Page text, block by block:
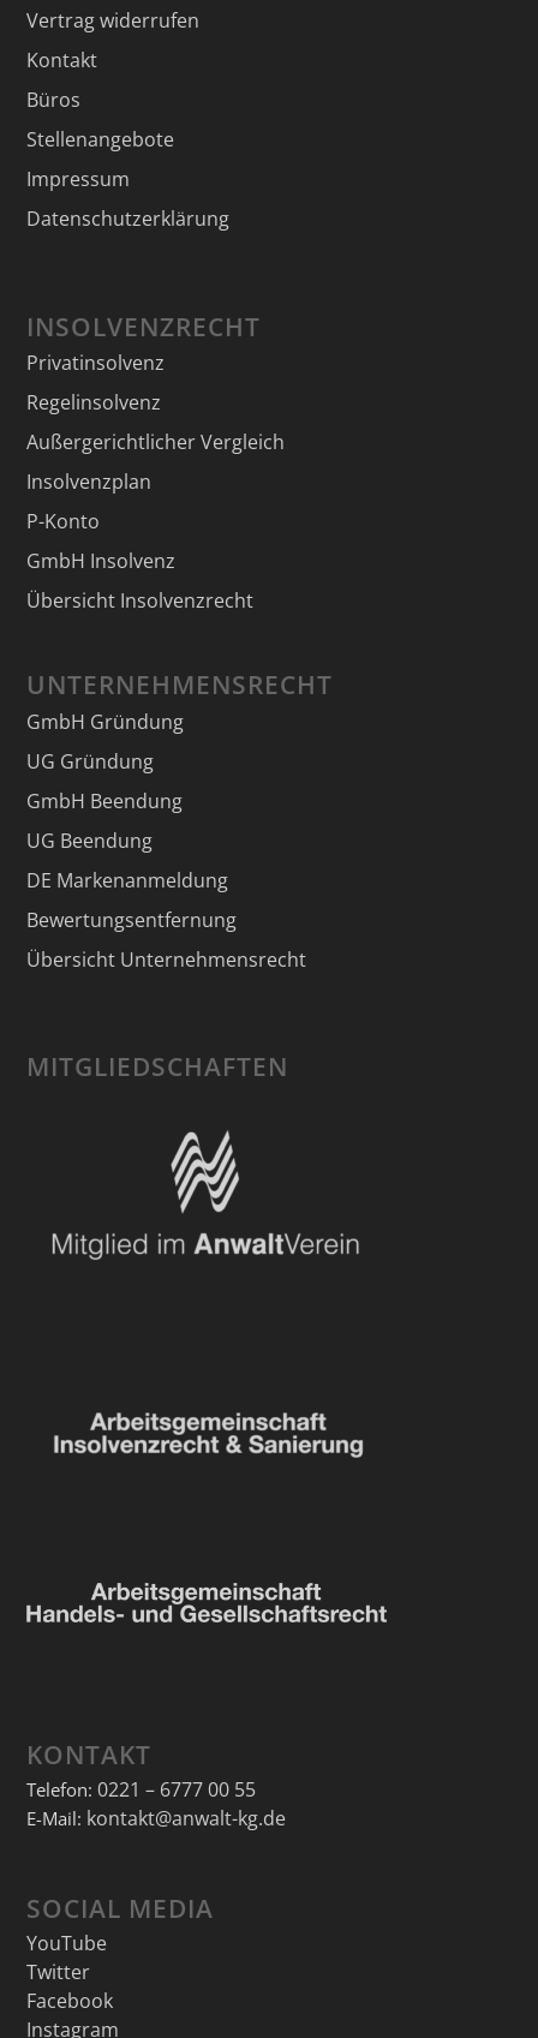
Vertrag widerrufen
Kontakt
Büros
Stellenangebote
Impressum
Datenschutzerklärung
INSOLVENZRECHT
Privatinsolvenz
Regelinsolvenz
Außergerichtlicher Vergleich
Insolvenzplan
P-Konto
GmbH Insolvenz
Übersicht Insolvenzrecht
UNTERNEHMENSRECHT
GmbH Gründung
UG Gründung
GmbH Beendung
UG Beendung
DE Markenanmeldung
Bewertungsentfernung
Übersicht Unternehmensrecht
MITGLIEDSCHAFTEN
KONTAKT
Telefon: 0221 – 6777 00 55
E-Mail: kontakt@anwalt-kg.de
SOCIAL MEDIA
YouTube
Twitter
Facebook
Instagram